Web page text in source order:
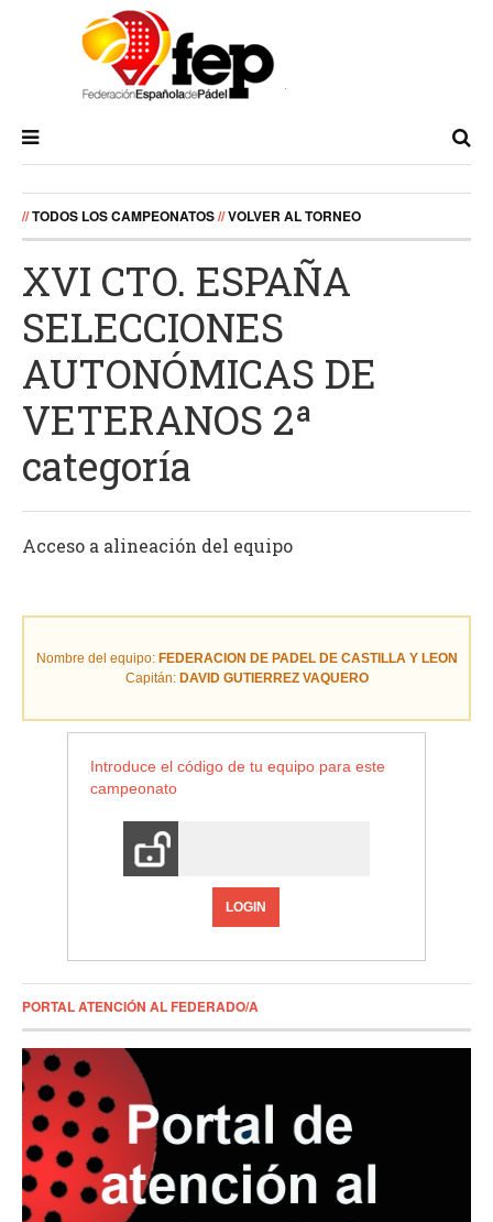
//TODOS LOS CAMPEONATOS//VOLVER AL TORNEO
XVI CTO. ESPAÑA
SELECCIONES
AUTONÓMICAS DE
VETERANOS 2ª
categoría
Acceso a alineación del equipo
Nombre del equipo: FEDERACION DE PADEL DE CASTILLA Y LEON
Capitán: DAVID GUTIERREZ VAQUERO
Introduce el código de tu equipo para este
campeonato
LOGIN
PORTAL ATENCIÓN AL FEDERADO/A